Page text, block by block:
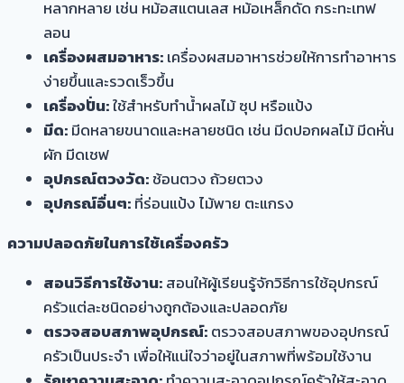
หลากหลาย เช่น หม้อสแตนเลส หม้อเหล็กดัด กระทะเทฟ
ลอน
เครื่องผสมอาหาร:เครื่องผสมอาหารช่วยให้การทำอาหาร
ง่ายขึ้นและรวดเร็วขึ้น
เครื่องปั่น:ใช้สำหรับทำน้ำผลไม้ ซุป หรือแป้ง
มีด:มีดหลายขนาดและหลายชนิด เช่น มีดปอกผลไม้ มีดหั่น
ผัก มีดเชฟ
อุปกรณ์ตวงวัด:ช้อนตวง ถ้วยตวง
อุปกรณ์อื่นๆ:ที่ร่อนแป้ง ไม้พาย ตะแกรง
ความปลอดภัยในการใช้เครื่องครัว
สอนวิธีการใช้งาน:สอนให้ผู้เรียนรู้จักวิธีการใช้อุปกรณ์
ครัวแต่ละชนิดอย่างถูกต้องและปลอดภัย
ตรวจสอบสภาพอุปกรณ์:ตรวจสอบสภาพของอุปกรณ์
ครัวเป็นประจำ เพื่อให้แน่ใจว่าอยู่ในสภาพที่พร้อมใช้งาน